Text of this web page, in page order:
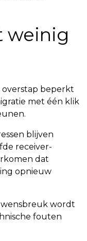
weinig
beperkt
met één klik
blijven
receiver-
dat
opnieuw
wordt
fouten